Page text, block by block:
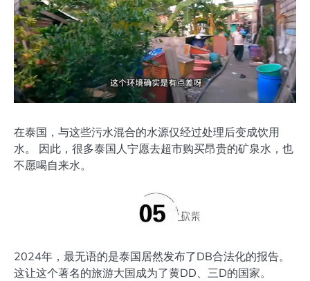
在泰国，与这些污水混合的水源仅经过处理后变成饮用
水。 因此，很多泰国人宁愿去超市购买昂贵的矿泉水，也
不愿喝自来水。
2024年，最无语的是泰国居然发布了DB合法化的报告。
这让这个著名的旅游大国成为了黄DD、三D的国家。